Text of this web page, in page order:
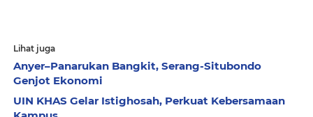
Lihat juga
Anyer–Panarukan Bangkit, Serang-Situbondo
Genjot Ekonomi
UIN KHAS Gelar Istighosah, Perkuat Kebersamaan